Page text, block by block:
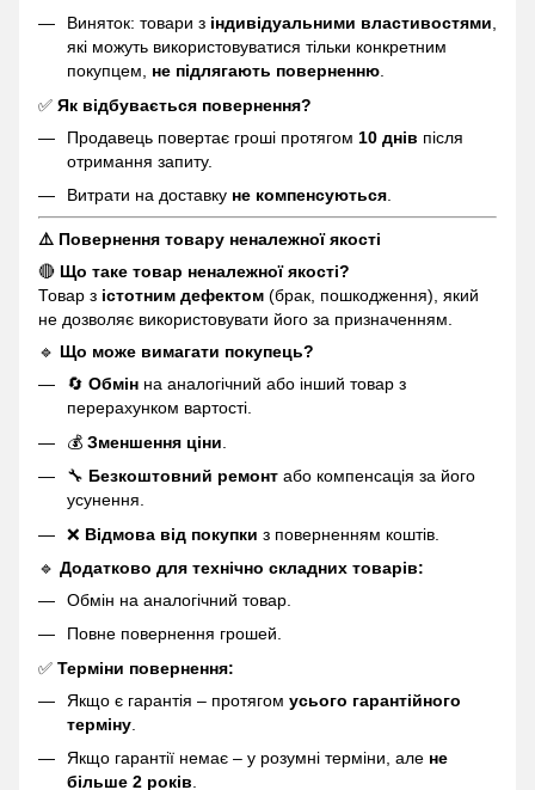
Виняток: товари з індивідуальними властивостями,
які можуть використовуватися тільки конкретним
покупцем, не підлягають поверненню.
✅ Як відбувається повернення?
Продавець повертає гроші протягом 10 днів після
отримання запиту.
Витрати на доставку не компенсуються
⚠️ Повернення товару неналежної якості
🔴 Що таке товар неналежної якості?
Товар з істотним дефектом (брак, пошкодження), який
не дозволяє використовувати його за призначенням.
🔹 Що може вимагати покупець?
🔄 Обмін на аналогічний або інший товар з
перерахунком вартості.
💰 Зменшення ціни
🔧 Безкоштовний ремонт або компенсація за його
усунення.
❌ Відмова від покупки з поверненням коштів.
🔹 Додатково для технічно складних товарів:
Обмін на аналогічний товар.
Повне повернення грошей.
✅ Терміни повернення:
Якщо є гарантія – протягом усього гарантійного
терміну
Якщо гарантії немає – у розумні терміни, але не
більше 2 років.